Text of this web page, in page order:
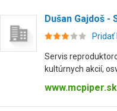
Dušan Gajdoš
Pridať
Servis
kultúrnych akcií,
www.mcpiper.sk